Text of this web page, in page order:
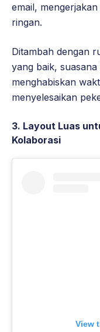
email,
ringan.
Ditambah dengan
yang baik,
menghabiskan
menyelesaikan
3. Layout Luas
Kolaborasi
View